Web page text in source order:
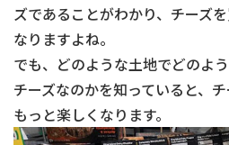
ズであることがわかり、チーズ
なりますよね。
でも、どのような土地でどのよ
チーズなのかを知っていると、
もっと楽しくなります。